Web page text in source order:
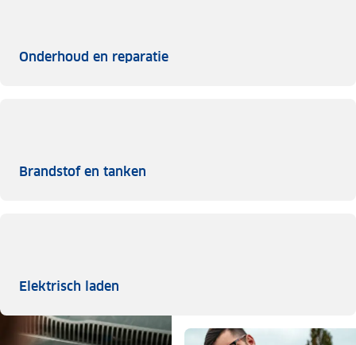
Onderhoud en reparatieOnderhoud en reparatie
Brandstof en tanken
Elektrisch laden